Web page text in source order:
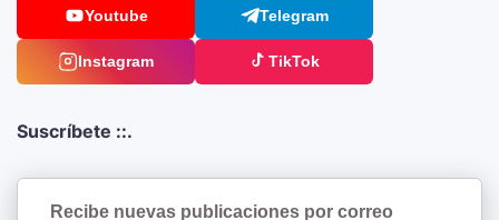
Youtube Telegram
Instagram TikTok
Suscríbete ::.
Recibe nuevas publicaciones por correo